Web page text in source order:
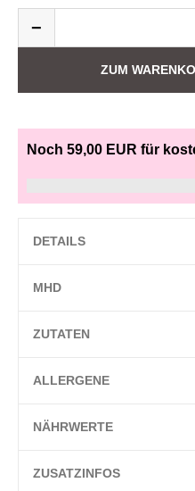
−
ZUM
Noch 59,00 EUR für
DETAILS
MHD
ZUTATEN
ALLERGENE
NÄHRWERTE
ZUSATZINFOS